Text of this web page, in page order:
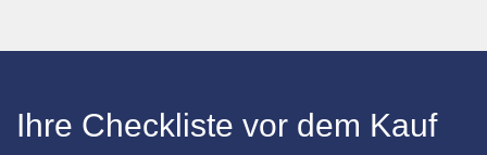
Ihre Checkliste vor dem Kauf